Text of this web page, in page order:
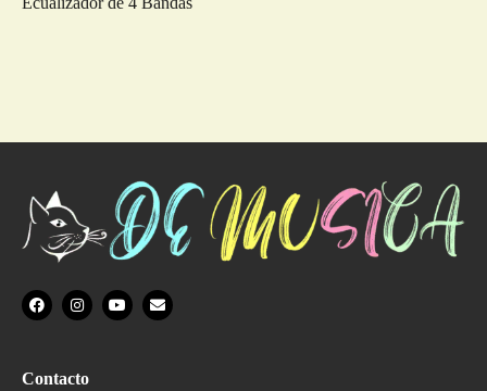
F
a
c
o
I
n
s
g
Y
o
u
E
n
v
Contacto